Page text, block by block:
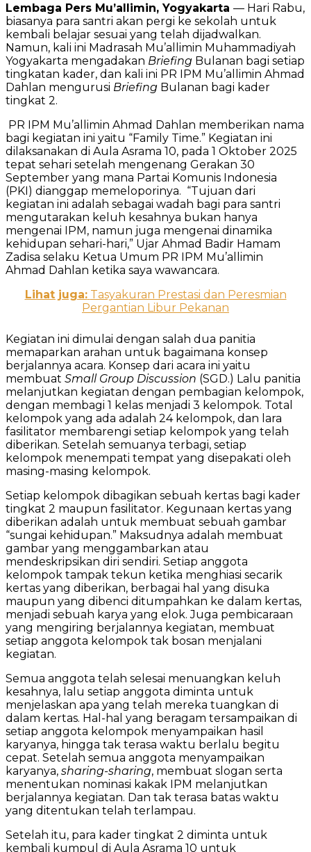
Lembaga Pers Mu’allimin, Yogyakarta — Hari Rabu,
biasanya para santri akan pergi ke sekolah untuk
kembali belajar sesuai yang telah dijadwalkan.
Namun, kali ini Madrasah Mu’allimin Muhammadiyah
Yogyakarta mengadakan Briefing Bulanan bagi setiap
tingkatan kader, dan kali ini PR IPM Mu’allimin Ahmad
Dahlan mengurusi Briefing Bulanan bagi kader
tingkat 2.
PR IPM Mu’allimin Ahmad Dahlan memberikan nama
bagi kegiatan ini yaitu “Family Time.” Kegiatan ini
dilaksanakan di Aula Asrama 10, pada 1 Oktober 2025
tepat sehari setelah mengenang Gerakan 30
September yang mana Partai Komunis Indonesia
(PKI) dianggap memeloporinya. “Tujuan dari
kegiatan ini adalah sebagai wadah bagi para santri
mengutarakan keluh kesahnya bukan hanya
mengenai IPM, namun juga mengenai dinamika
kehidupan sehari-hari,” Ujar Ahmad Badir Hamam
Zadisa selaku Ketua Umum PR IPM Mu’allimin
Ahmad Dahlan ketika saya wawancara.
Lihat juga: Tasyakuran Prestasi dan Peresmian
Pergantian Libur Pekanan
Kegiatan ini dimulai dengan salah dua panitia
memaparkan arahan untuk bagaimana konsep
berjalannya acara. Konsep dari acara ini yaitu
membuat Small Group Discussion (SGD.) Lalu panitia
melanjutkan kegiatan dengan pembagian kelompok,
dengan membagi 1 kelas menjadi 3 kelompok. Total
kelompok yang ada adalah 24 kelompok, dan lara
fasilitator membarengi setiap kelompok yang telah
diberikan. Setelah semuanya terbagi, setiap
kelompok menempati tempat yang disepakati oleh
masing-masing kelompok.
Setiap kelompok dibagikan sebuah kertas bagi kader
tingkat 2 maupun fasilitator. Kegunaan kertas yang
diberikan adalah untuk membuat sebuah gambar
“sungai kehidupan.” Maksudnya adalah membuat
gambar yang menggambarkan atau
mendeskripsikan diri sendiri. Setiap anggota
kelompok tampak tekun ketika menghiasi secarik
kertas yang diberikan, berbagai hal yang disuka
maupun yang dibenci ditumpahkan ke dalam kertas,
menjadi sebuah karya yang elok. Juga pembicaraan
yang mengiring berjalannya kegiatan, membuat
setiap anggota kelompok tak bosan menjalani
kegiatan.
Semua anggota telah selesai menuangkan keluh
kesahnya, lalu setiap anggota diminta untuk
menjelaskan apa yang telah mereka tuangkan di
dalam kertas. Hal-hal yang beragam tersampaikan di
setiap anggota kelompok menyampaikan hasil
karyanya, hingga tak terasa waktu berlalu begitu
cepat. Setelah semua anggota menyampaikan
karyanya, sharing-sharing, membuat slogan serta
menentukan nominasi kakak IPM melanjutkan
berjalannya kegiatan. Dan tak terasa batas waktu
yang ditentukan telah terlampau.
Setelah itu, para kader tingkat 2 diminta untuk
kembali kumpul di Aula Asrama 10 untuk